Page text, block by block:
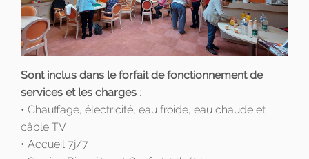
Sont inclus dans le forfait de fonctionnement de
services et les charges :
• Chauffage, électricité, eau froide, eau chaude et
câble TV
• Accueil 7j/7